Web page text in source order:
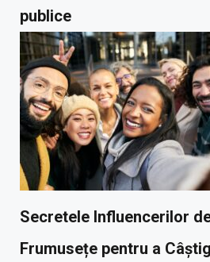
publice
Secretele Influencerilor
Frumusețe pentru a